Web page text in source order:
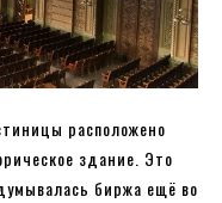
расположено
здание. Это
биржа ещё во